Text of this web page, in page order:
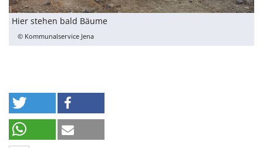
Hier stehen bald Bäume
© Kommunalservice Jena